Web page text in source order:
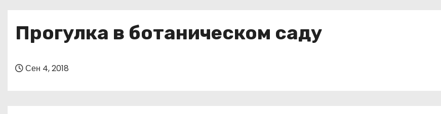
Прогулка в ботаническом саду
Сен 4, 2018